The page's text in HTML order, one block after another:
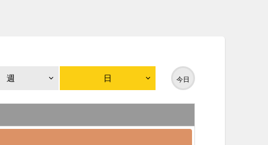
週 日 今日